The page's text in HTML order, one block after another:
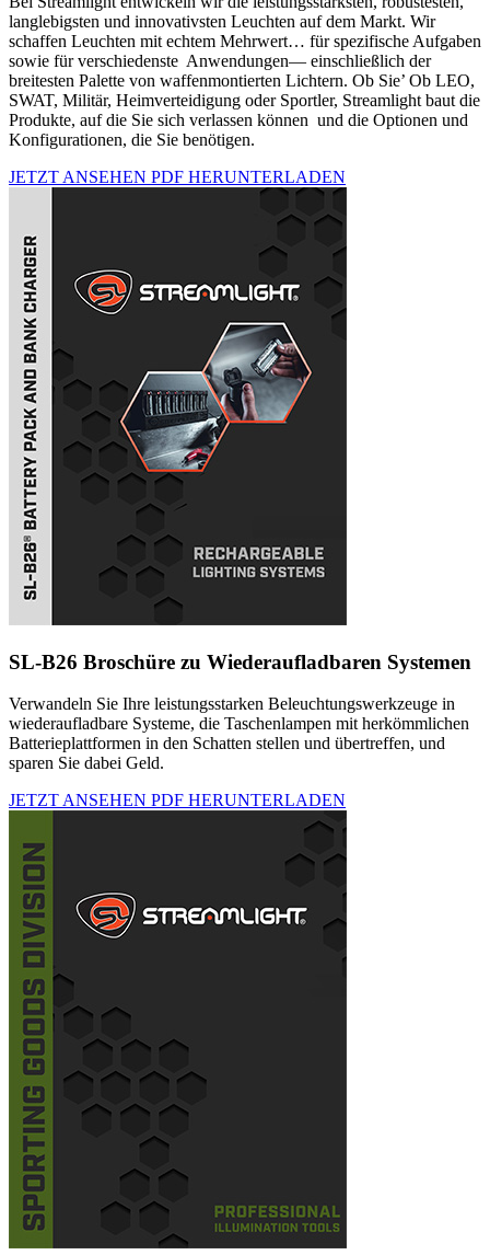
langlebigsten und innovativsten Leuchten auf dem Markt. Wir
schaffen Leuchten mit echtem Mehrwert… für spezifische Aufgaben
sowie für verschiedenste Anwendungen— einschließlich der
breitesten Palette von waffenmontierten Lichtern. Ob Sie’ Ob LEO,
SWAT, Militär, Heimverteidigung oder Sportler, Streamlight baut die
Produkte, auf die Sie sich verlassen können und die Optionen und
Konfigurationen, die Sie benötigen.
JETZT ANSEHEN PDF HERUNTERLADEN
SL-B26 Broschüre zu Wiederaufladbaren Systemen
Verwandeln Sie Ihre leistungsstarken Beleuchtungswerkzeuge in
wiederaufladbare Systeme, die Taschenlampen mit herkömmlichen
Batterieplattformen in den Schatten stellen und übertreffen, und
sparen Sie dabei Geld.
JETZT ANSEHEN PDF HERUNTERLADEN